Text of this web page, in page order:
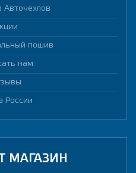
Авточехлов
пошив
нам
России
МАГАЗИН